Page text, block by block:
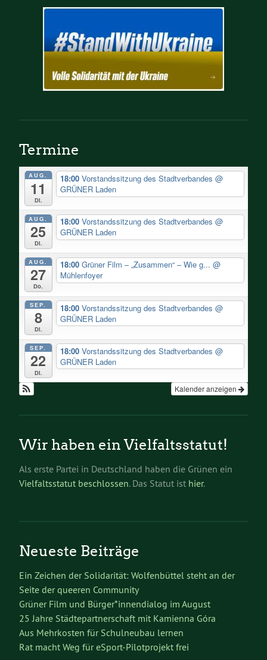
Termine
AUG.
11
Di.
18:00 Vorstandssitzung des Stadtverbandes @
GRÜNER Laden
AUG.
25
Di.
18:00 Vorstandssitzung des Stadtverbandes @
GRÜNER Laden
AUG.
27
Do.
18:00 Grüner Film – „Zusammen“ – Wie g... @
Mühlenfoyer
SEP.
8
Di.
18:00 Vorstandssitzung des Stadtverbandes @
GRÜNER Laden
SEP.
22
Di.
18:00 Vorstandssitzung des Stadtverbandes @
GRÜNER Laden
Kalender anzeigen
Wir haben ein Vielfaltsstatut!
Als erste Partei in Deutschland haben die Grünen ein
Vielfaltsstatut beschlossen. Das Statut ist hier.
Neueste Beiträge
Ein Zeichen der Solidarität: Wolfenbüttel steht an der
Seite der queeren Community
Grüner Film und Bürger*innendialog im August
25 Jahre Städtepartnerschaft mit Kamienna Góra
Aus Mehrkosten für Schulneubau lernen
Rat macht Weg für eSport-Pilotprojekt frei